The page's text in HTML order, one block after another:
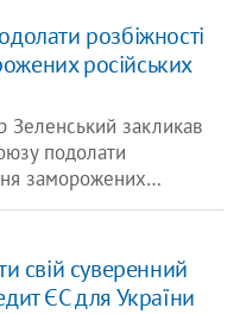
розбіжності
російських
Зеленський закликав
подолати
заморожених…
свій суверенний
ЄС для України